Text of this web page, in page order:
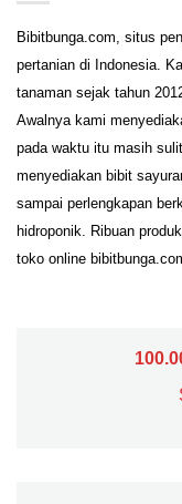
Bibitbunga.com, situs
pertanian di Indonesia.
tanaman sejak tahun
Awalnya kami
pada waktu itu masih
menyediakan bibit
sampai perlengkapan
hidroponik. Ribuan
toko online